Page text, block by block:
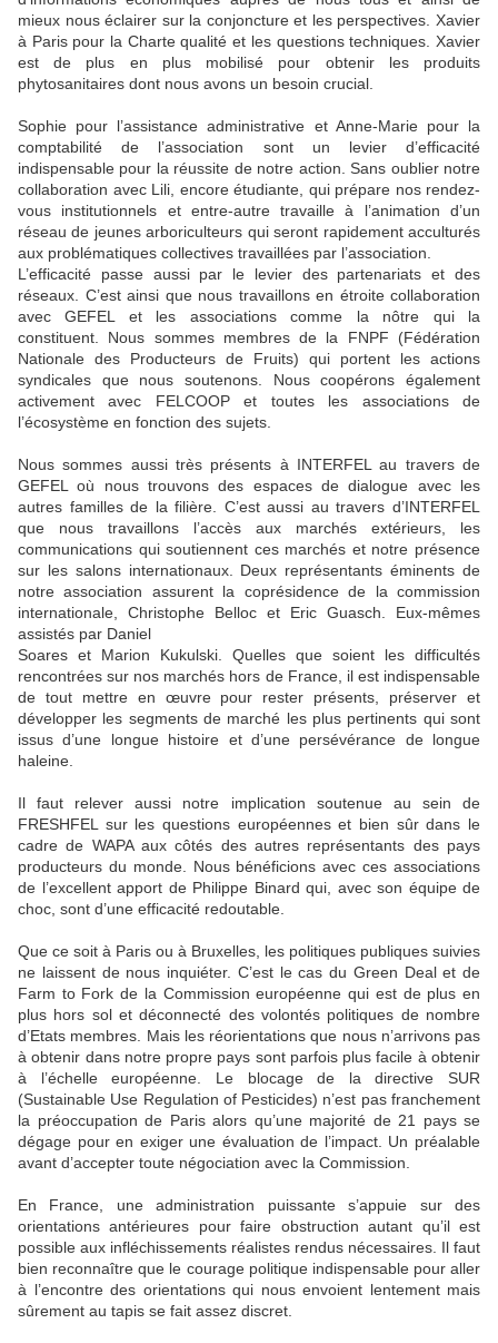
mieux nous éclairer sur la conjoncture et les perspectives. Xavier
à Paris pour la Charte qualité et les questions techniques. Xavier
est de plus en plus mobilisé pour obtenir les produits
phytosanitaires dont nous avons un besoin crucial.
Sophie pour l’assistance administrative et Anne-Marie pour la
comptabilité de l’association sont un levier d’efficacité
indispensable pour la réussite de notre action. Sans oublier notre
collaboration avec Lili, encore étudiante, qui prépare nos rendez-
vous institutionnels et entre-autre travaille à l’animation d’un
réseau de jeunes arboriculteurs qui seront rapidement acculturés
aux problématiques collectives travaillées par l’association.
L’efficacité passe aussi par le levier des partenariats et des
réseaux. C’est ainsi que nous travaillons en étroite collaboration
avec GEFEL et les associations comme la nôtre qui la
constituent. Nous sommes membres de la FNPF (Fédération
Nationale des Producteurs de Fruits) qui portent les actions
syndicales que nous soutenons. Nous coopérons également
activement avec FELCOOP et toutes les associations de
l’écosystème en fonction des sujets.
Nous sommes aussi très présents à INTERFEL au travers de
GEFEL où nous trouvons des espaces de dialogue avec les
autres familles de la filière. C’est aussi au travers d’INTERFEL
que nous travaillons l’accès aux marchés extérieurs, les
communications qui soutiennent ces marchés et notre présence
sur les salons internationaux. Deux représentants éminents de
notre association assurent la coprésidence de la commission
internationale, Christophe Belloc et Eric Guasch. Eux-mêmes
assistés par Daniel
Soares et Marion Kukulski. Quelles que soient les difficultés
rencontrées sur nos marchés hors de France, il est indispensable
de tout mettre en œuvre pour rester présents, préserver et
développer les segments de marché les plus pertinents qui sont
issus d’une longue histoire et d’une persévérance de longue
haleine.
Il faut relever aussi notre implication soutenue au sein de
FRESHFEL sur les questions européennes et bien sûr dans le
cadre de WAPA aux côtés des autres représentants des pays
producteurs du monde. Nous bénéficions avec ces associations
de l’excellent apport de Philippe Binard qui, avec son équipe de
choc, sont d’une efficacité redoutable.
Que ce soit à Paris ou à Bruxelles, les politiques publiques suivies
ne laissent de nous inquiéter. C’est le cas du Green Deal et de
Farm to Fork de la Commission européenne qui est de plus en
plus hors sol et déconnecté des volontés politiques de nombre
d’Etats membres. Mais les réorientations que nous n’arrivons pas
à obtenir dans notre propre pays sont parfois plus facile à obtenir
à l’échelle européenne. Le blocage de la directive SUR
(Sustainable Use Regulation of Pesticides) n’est pas franchement
la préoccupation de Paris alors qu’une majorité de 21 pays se
dégage pour en exiger une évaluation de l’impact. Un préalable
avant d’accepter toute négociation avec la Commission.
En France, une administration puissante s’appuie sur des
orientations antérieures pour faire obstruction autant qu’il est
possible aux infléchissements réalistes rendus nécessaires. Il faut
bien reconnaître que le courage politique indispensable pour aller
à l’encontre des orientations qui nous envoient lentement mais
sûrement au tapis se fait assez discret.